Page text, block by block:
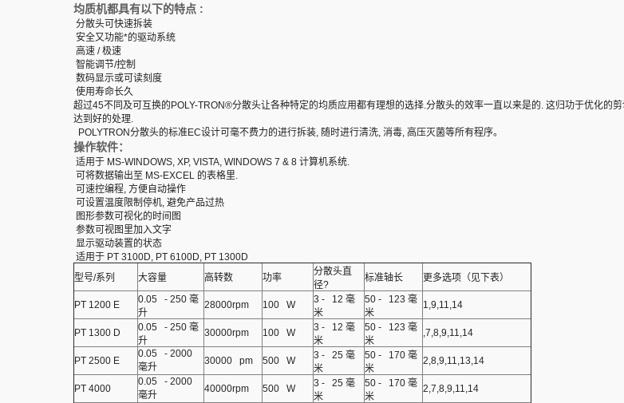
均质机都具有以下的特点 :
分散头可快速拆装
安全又功能*的驱动系统
高速 / 极速
智能调节/控制
数码显示或可读刻度
使用寿命长久
超过45不同及可互换的POLY-TRON®分散头让各种特定的均质应用都有理想的选择.分散头的效率一直以来是的. 这归功于优化的
达到好的处理.
POLYTRON分散头的标准EC设计可毫不费力的进行拆装, 随时进行清洗, 消毒, 高压灭菌等所有程序。
操作软件：
适用于 MS-WINDOWS, XP, VISTA, WINDOWS 7 & 8 计算机系统.
可将数据输出至 MS-EXCEL 的表格里.
可速控编程, 方便自动操作
可设置温度限制停机, 避免产品过热
图形参数可视化的时间图
参数可视图里加入文字
显示驱动装置的状态
适用于 PT 3100D, PT 6100D, PT 1300D
型号/系列
大容量 高转数 功率
分散头直
径?
标准轴长 更多选项（见下表）
PT 1200 E
0.05 - 250 毫
升
28000rpm 100 W
3 - 12 毫
米
50 - 123 毫
米
1,9,11,14
PT 1300 D
0.05 - 250 毫
升
30000rpm 100 W
3 - 12 毫
米
50 - 123 毫
米
,7,8,9,11,14
PT 2500 E
0.05 - 2000
毫升
30000 pm 500 W
3 - 25 毫
米
50 - 170 毫
米
2,8,9,11,13,14
PT 4000
0.05 - 2000
毫升
40000rpm 500 W
3 - 25 毫
米
50 - 170 毫
米
2,7,8,9,11,14